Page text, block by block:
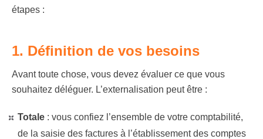
étapes :
1. Définition de vos besoins
Avant toute chose, vous devez évaluer ce que vous
souhaitez déléguer. L’externalisation peut être :
Totale : vous confiez l’ensemble de votre comptabilité,
de la saisie des factures à l’établissement des comptes